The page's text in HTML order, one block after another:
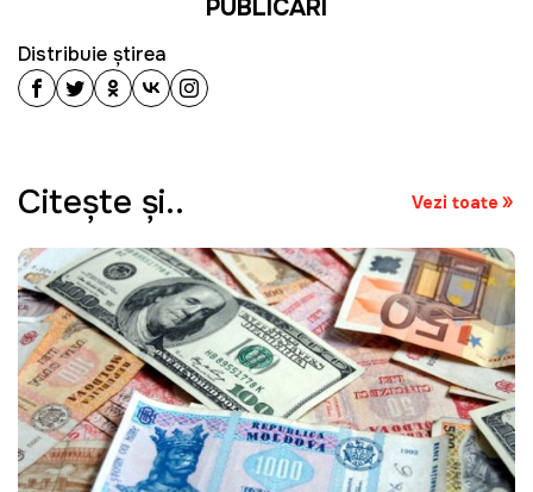
PUBLICĂRI
Distribuie știrea
Citeşte şi.. Vezi toate